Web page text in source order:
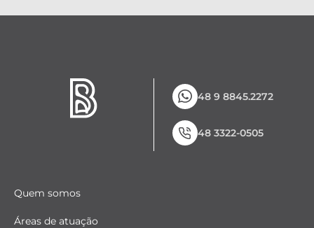
48 9 8845.2272
48 3322-0505
Quem somos
Áreas de atuação